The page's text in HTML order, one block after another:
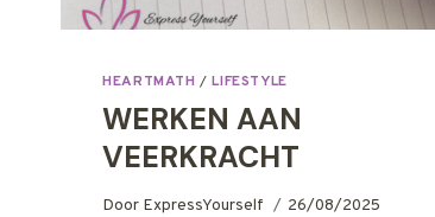
HEARTMATH /LIFESTYLE
WERKEN AAN
VEERKRACHT
Door ExpressYourself 26/08/2025